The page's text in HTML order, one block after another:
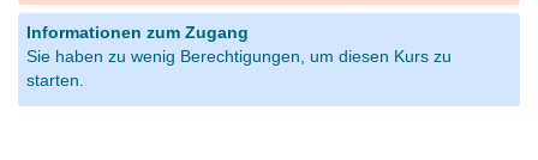
Informationen zum Zugang
Sie haben zu wenig Berechtigungen, um diesen Kurs zu
starten.